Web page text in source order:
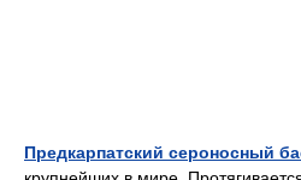
Предкарпатский сероносный